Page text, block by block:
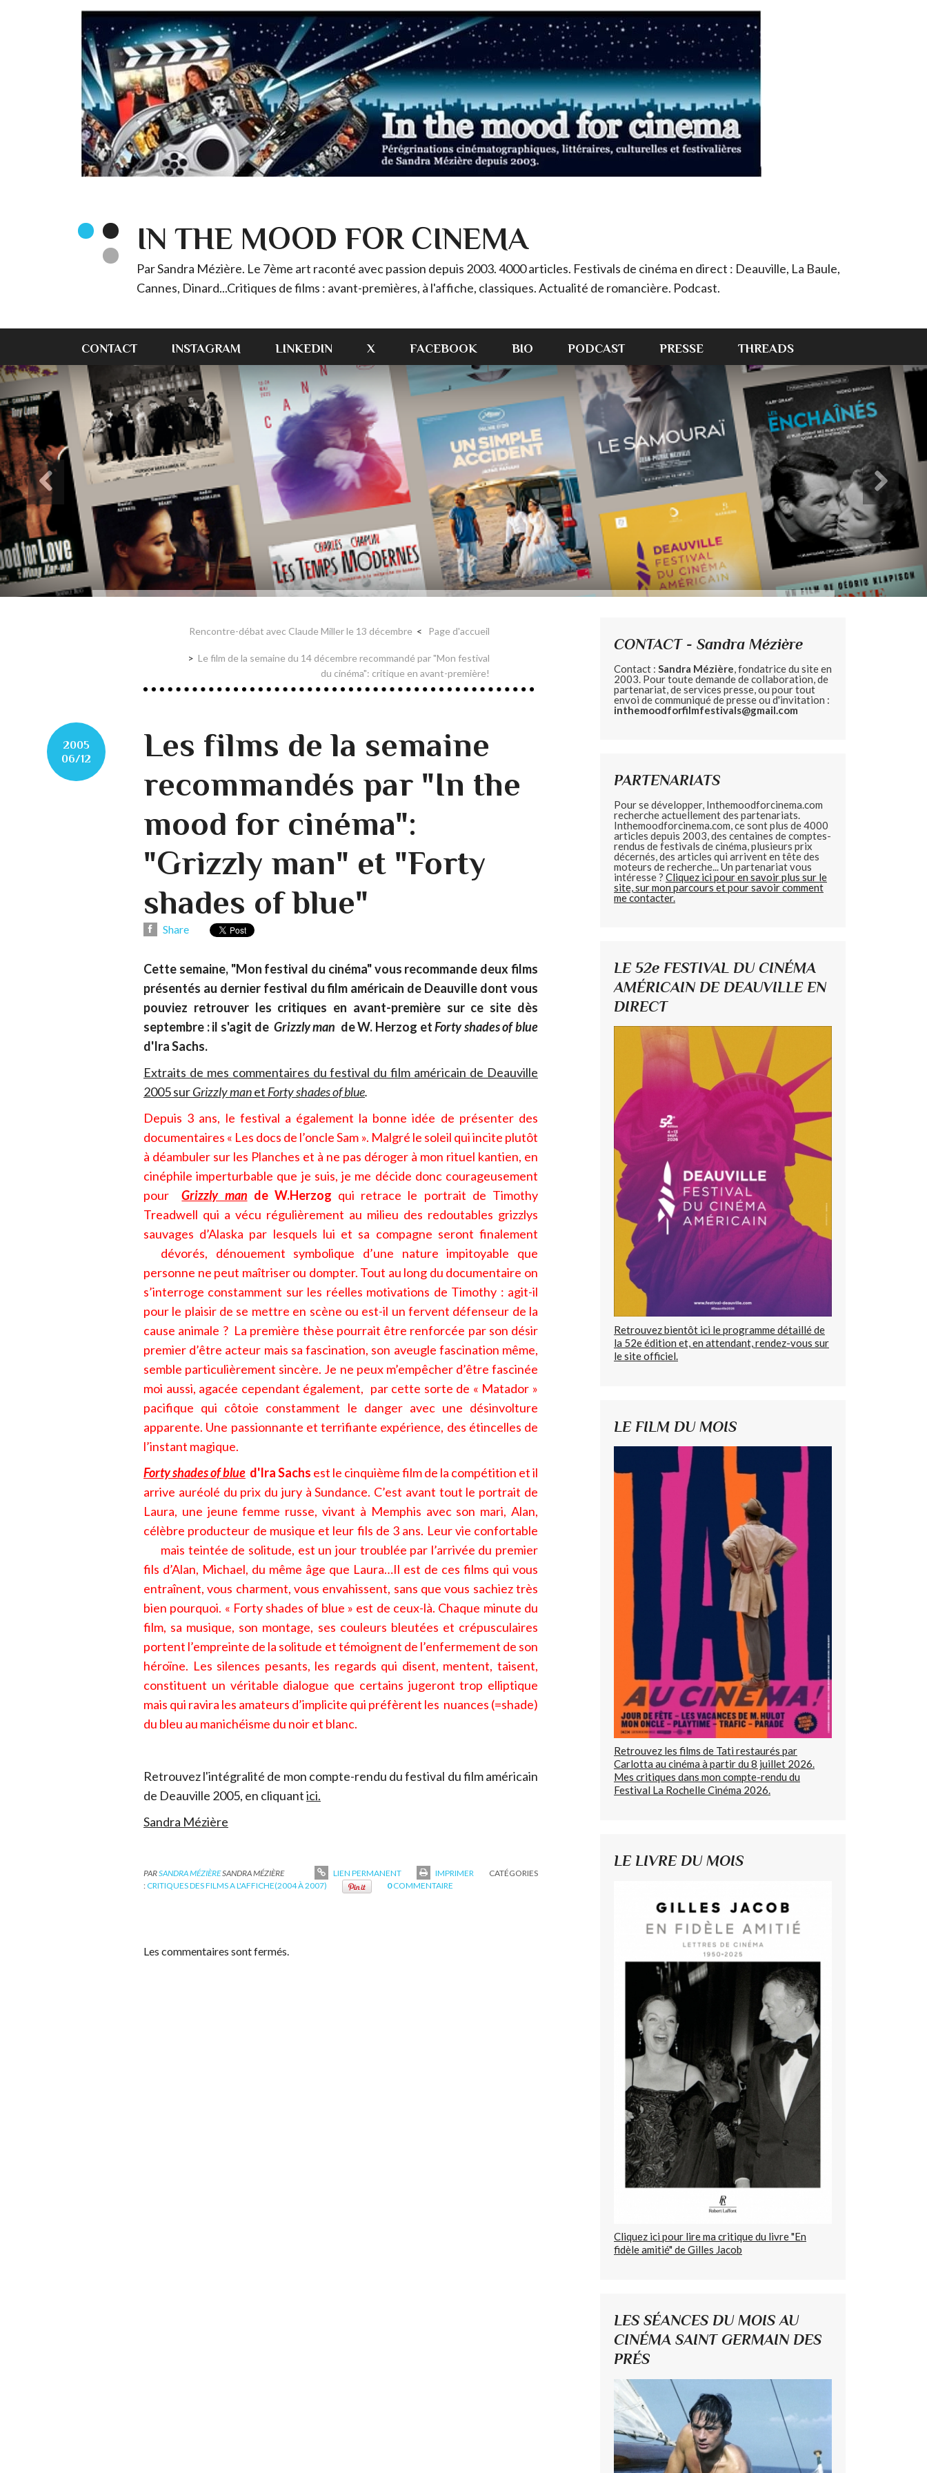
IN THE MOOD FOR CINEMA
Par Sandra Mézière. Le 7ème art raconté avec passion depuis 2003. 4000 articles. Festivals de cinéma en direct : Deauville, La Baule,
Cannes, Dinard...Critiques de films : avant-premières, à l'affiche, classiques. Actualité de romancière. Podcast.
CONTACT INSTAGRAM LINKEDIN X FACEBOOK BIO PODCAST PRESSE THREADS
Rencontre-débat avec Claude Miller le 13 décembre Page d'accueil
Le film de la semaine du 14 décembre recommandé par "Mon festival
du cinéma": critique en avant-première!
2005
06/12
Les films de la semaine
recommandés par "In the
mood for cinéma":
"Grizzly man" et "Forty
shades of blue"
Share
Cette semaine, "Mon festival du cinéma" vous recommande deux films
présentés au dernier festival du film américain de Deauville dont vous
pouviez retrouver les critiques en avant-première sur ce site dès
septembre : il s'agit de Grizzly man de W. Herzog etForty shades of blue
d'Ira Sachs.
Extraits de mes commentaires du festival du film américain de Deauville
2005 surGrizzly manet Forty shades of blue.
Depuis 3 ans, le festival a également la bonne idée de présenter des
documentaires « Les docs de l’oncle Sam ». Malgré le soleil qui incite plutôt
à déambuler sur les Planches et à ne pas déroger à mon rituel kantien, en
cinéphile imperturbable que je suis, je me décide donc courageusement
pourGrizzly man de W.Herzog qui retrace le portrait de Timothy
Treadwell qui a vécu régulièrement au milieu des redoutables grizzlys
sauvages d’Alaska par lesquels lui et sa compagne seront finalement
dévorés, dénouement symbolique d’une nature impitoyable que
personne ne peut maîtriser ou dompter. Tout au long du documentaire on
s’interroge constamment sur les réelles motivations de Timothy : agit-il
pour le plaisir de se mettre en scène ou est-il un fervent défenseur de la
cause animale ? La première thèse pourrait être renforcée par son désir
premier d’être acteur mais sa fascination, son aveugle fascination même,
semble particulièrement sincère. Je ne peux m’empêcher d’être fascinée
moi aussi, agacée cependant également, par cette sorte de « Matador »
pacifique qui côtoie constamment le danger avec une désinvolture
apparente. Une passionnante et terrifiante expérience, des étincelles de
l’instant magique.
Forty shades of blue d'Ira Sachs est le cinquième film de la compétition et il
arrive auréolé du prix du jury à Sundance. C’est avant tout le portrait de
Laura, une jeune femme russe, vivant à Memphis avec son mari, Alan,
célèbre producteur de musique et leur fils de 3 ans. Leur vie confortable
mais teintée de solitude, est un jour troublée par l’arrivée du premier
fils d’Alan, Michael, du même âge que Laura…Il est de ces films qui vous
entraînent, vous charment, vous envahissent, sans que vous sachiez très
bien pourquoi. « Forty shades of blue » est de ceux-là. Chaque minute du
film, sa musique, son montage, ses couleurs bleutées et crépusculaires
portent l’empreinte de la solitude et témoignent de l’enfermement de son
héroïne. Les silences pesants, les regards qui disent, mentent, taisent,
constituent un véritable dialogue que certains jugeront trop elliptique
mais qui ravira les amateurs d’implicite qui préfèrent les nuances (=shade)
du bleu au manichéisme du noir et blanc.
Retrouvez l'intégralité de mon compte-rendu du festival du film américain
de Deauville 2005, en cliquantici.
Sandra Mézière
PARSANDRA MÉZIÈRESANDRA MÉZIÈRE LIEN PERMANENT IMPRIMER
CATÉGORIES
: CRITIQUES DES FILMS A L'AFFICHE(2004 À 2007) 0 COMMENTAIRE
Les commentaires sont fermés.
CONTACT - Sandra Mézière
Contact : Sandra Mézière, fondatrice du site en
2003. Pour toute demande de collaboration, de
partenariat, de services presse, ou pour tout
envoi de communiqué de presse ou d'invitation :
inthemoodforfilmfestivals@gmail.com
PARTENARIATS
Pour se développer, Inthemoodforcinema.com
recherche actuellement des partenariats.
Inthemoodforcinema.com, ce sont plus de 4000
articles depuis 2003, des centaines de comptes-
rendus de festivals de cinéma, plusieurs prix
décernés, des articles qui arrivent en tête des
moteurs de recherche... Un partenariat vous
intéresse ? Cliquez ici pour en savoir plus sur le
site, sur mon parcours et pour savoir comment
me contacter.
LE 52e FESTIVAL DU CINÉMA
AMÉRICAIN DE DEAUVILLE EN
DIRECT
Retrouvez bientôt ici le programme détaillé de
la 52e édition et, en attendant, rendez-vous sur
le site officiel.
LE FILM DU MOIS
Retrouvez les films de Tati restaurés par
Carlotta au cinéma à partir du 8 juillet 2026.
Mes critiques dans mon compte-rendu du
Festival La Rochelle Cinéma 2026.
LE LIVRE DU MOIS
Cliquez ici pour lire ma critique du livre "En
fidèle amitié" de Gilles Jacob
LES SÉANCES DU MOIS AU
CINÉMA SAINT GERMAIN DES
PRÉS